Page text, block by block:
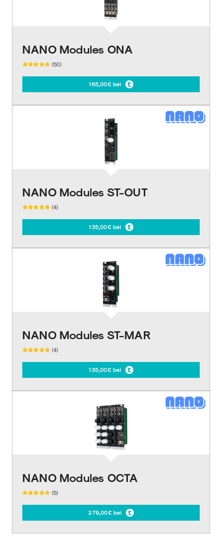
NANO Modules ONA
(50)
165,00€ bei
NANO Modules ST-OUT
(4)
135,00€ bei
NANO Modules ST-MAR
(4)
135,00€ bei
NANO Modules OCTA
(5)
279,00€ bei